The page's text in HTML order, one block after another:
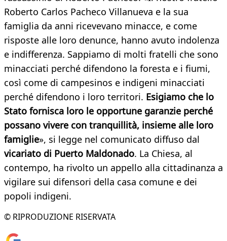
Roberto Carlos Pacheco Villanueva e la sua
famiglia da anni ricevevano minacce, e come
risposte alle loro denunce, hanno avuto indolenza
e indifferenza. Sappiamo di molti fratelli che sono
minacciati perché difendono la foresta e i fiumi,
così come di campesinos e indigeni minacciati
perché difendono i loro territori. Esigiamo che lo
Stato fornisca loro le opportune garanzie perché
possano vivere con tranquillità, insieme alle loro
famiglie», si legge nel comunicato diffuso dal
vicariato di Puerto Maldonado. La Chiesa, al
contempo, ha rivolto un appello alla cittadinanza a
vigilare sui difensori della casa comune e dei
popoli indigeni.
© RIPRODUZIONE RISERVATA